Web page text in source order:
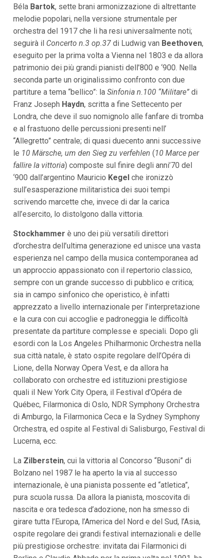
n
c
p
a
e
V
i
i
n
f
o
n
o
BélaBartok, sette brani armonizzazione di altrettante
melodie popolari, nella versione strumentale per
orchestra del 1917 che li ha resi universalmente noti;
seguirà il Concerto n.3 op.37di Ludwig van Beethoven,
eseguito per la prima volta a Vienna nel 1803 e da allora
patrimonio dei più grandi pianisti dell’800 e ‘900. Nella
seconda parte un originalissimo confronto con due
partiture a tema “bellico”: la Sinfonia n.100 “Militare”di
Franz Joseph Haydn, scritta a fine Settecento per
Londra, che deve il suo nomignolo alle fanfare di tromba
e al frastuono delle percussioni presenti nell’
“Allegretto” centrale; di quasi duecento anni successive
le 10 Märsche, um den Sieg zu verfehlen (10 Marce per
fallire la vittoria) composte sul finire degli anni’70 del
‘900 dall’argentino Mauricio Kegel che ironizzò
sull’esasperazione militaristica dei suoi tempi
scrivendo marcette che, invece di dar la carica
all’esercito, lo distolgono dalla vittoria.
Stockhammer è uno dei più versatili direttori
d’orchestra dell’ultima generazione ed unisce una vasta
esperienza nel campo della musica contemporanea ad
un approccio appassionato con il repertorio classico,
sempre con un grande successo di pubblico e critica;
sia in campo sinfonico che operistico, è infatti
apprezzato a livello internazionale per l’interpretazione
e la cura con cui accoglie e padroneggia le difficoltà
presentate da partiture complesse e speciali. Dopo gli
esordi con la Los Angeles Philharmonic Orchestra nella
sua città natale, è stato ospite regolare dell’Opéra di
Lione, della Norway Opera Vest, e da allora ha
collaborato con orchestre ed istituzioni prestigiose
quali il New York City Opera, il Festival d’Opéra de
Québec, Filarmonica di Oslo, NDR Symphony Orchestra
di Amburgo, la Filarmonica Ceca e la Sydney Symphony
Orchestra, ed ospite al Festival di Salisburgo, Festival di
Lucerna, ecc.
La Zilberstein, cui la vittoria al Concorso “Busoni” di
Bolzano nel 1987 le ha aperto la via al successo
internazionale, è una pianista possente ed “atletica”,
pura scuola russa. Da allora la pianista, moscovita di
nascita e ora tedesca d’adozione, non ha smesso di
girare tutta l’Europa, l’America del Nord e del Sud, l’Asia,
ospite regolare dei grandi festival internazionali e delle
più prestigiose orchestre: invitata dai Filarmonici di